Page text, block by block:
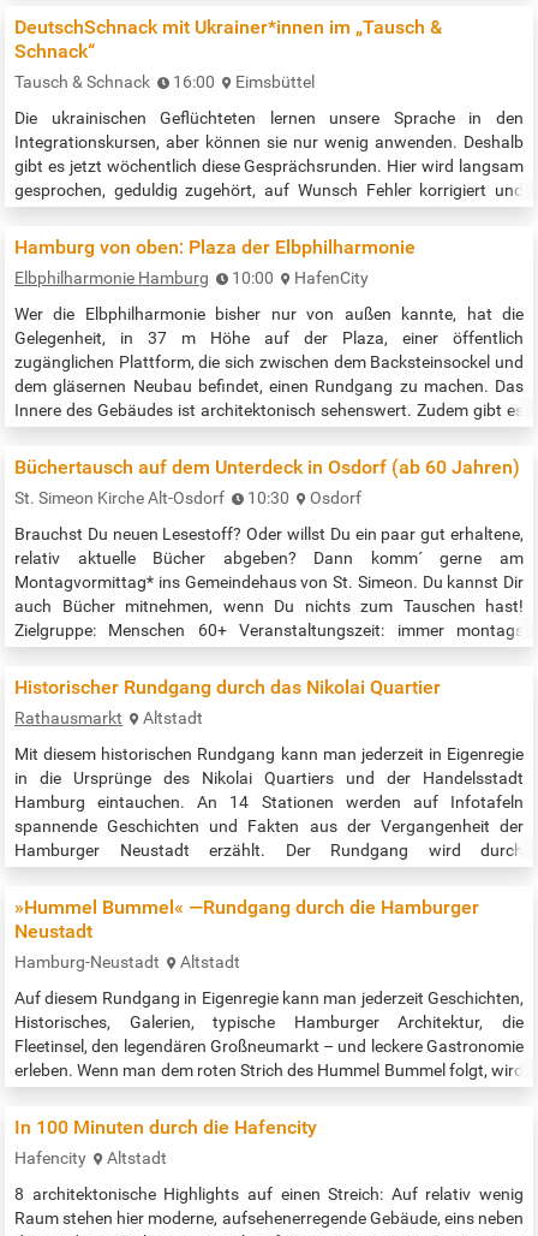
verschwinden, viele wandeln sich und neue kommen hinzu. In der
offenen Sprechstunde können erste Fragen zur beruflichen
DeutschSchnack mit Ukrainer*innen im „Tausch &
Schnack“
Tausch & Schnack 16:00
Eimsbüttel
Die ukrainischen Geflüchteten lernen unsere Sprache in den
Integrationskursen, aber können sie nur wenig anwenden. Deshalb
gibt es jetzt wöchentlich diese Gesprächsrunden. Hier wird langsam
gesprochen, geduldig zugehört, auf Wunsch Fehler korrigiert und
der fremden Sprache. 2 Veranstaltungszeiten: montags: 16:00 –
18:00 Uhr und montags: 18.00 – 20:00 Uhr Nicht an Feiertagen.
Quelle:…
Hamburg von oben: Plaza der Elbphilharmonie
Elbphilharmonie Hamburg 10:00
HafenCity
Wer die Elbphilharmonie bisher nur von außen kannte, hat die
Gelegenheit, in 37 m Höhe auf der Plaza, einer öffentlich
zugänglichen Plattform, die sich zwischen dem Backsteinsockel und
dem gläsernen Neubau befindet, einen Rundgang zu machen. Das
Innere des Gebäudes ist architektonisch sehenswert. Zudem gibt es
entdecken. Durch sich selbst öffnende Glastüren beim Herannahen
Büchertausch auf dem Unterdeck in Osdorf (ab 60 Jahren)
St. Simeon Kirche Alt-Osdorf 10:30
Osdorf
Brauchst Du neuen Lesestoff? Oder willst Du ein paar gut erhaltene,
relativ aktuelle Bücher abgeben? Dann komm´ gerne am
Montagvormittag* ins Gemeindehaus von St. Simeon. Du kannst Dir
auch Bücher mitnehmen, wenn Du nichts zum Tauschen hast!
Zielgruppe: Menschen 60+ Veranstaltungszeit: immer montags
born.de/angebot/lesezeit/
Historischer Rundgang durch das Nikolai Quartier
Rathausmarkt
Altstadt
Mit diesem historischen Rundgang kann man jederzeit in Eigenregie
in die Ursprünge des Nikolai Quartiers und der Handelsstadt
Hamburg eintauchen. An 14 Stationen werden auf Infotafeln
spannende Geschichten und Fakten aus der Vergangenheit der
Hamburger Neustadt erzählt. Der Rundgang wird durch
wird die Geschichte lebendig. Startpunkt ist das Rathaus / der
Rathausmarkt. Der Rundgang…
»Hummel Bummel« —Rundgang durch die Hamburger
Neustadt
Hamburg-Neustadt
Altstadt
Auf diesem Rundgang in Eigenregie kann man jederzeit Geschichten,
Historisches, Galerien, typische Hamburger Architektur, die
Fleetinsel, den legendären Großneumarkt – und leckere Gastronomie
erleben. Wenn man dem roten Strich des Hummel Bummel folgt, wird
aufregende Quartier der Hamburger Neustadt. Diese müsste
eigentlich Hamburger Altstadt heißen, denn hier am Hafenrand ist
die…
In 100 Minuten durch die Hafencity
Hafencity
Altstadt
8 architektonische Highlights auf einen Streich: Auf relativ wenig
Raum stehen hier moderne, aufsehenerregende Gebäude, eins neben